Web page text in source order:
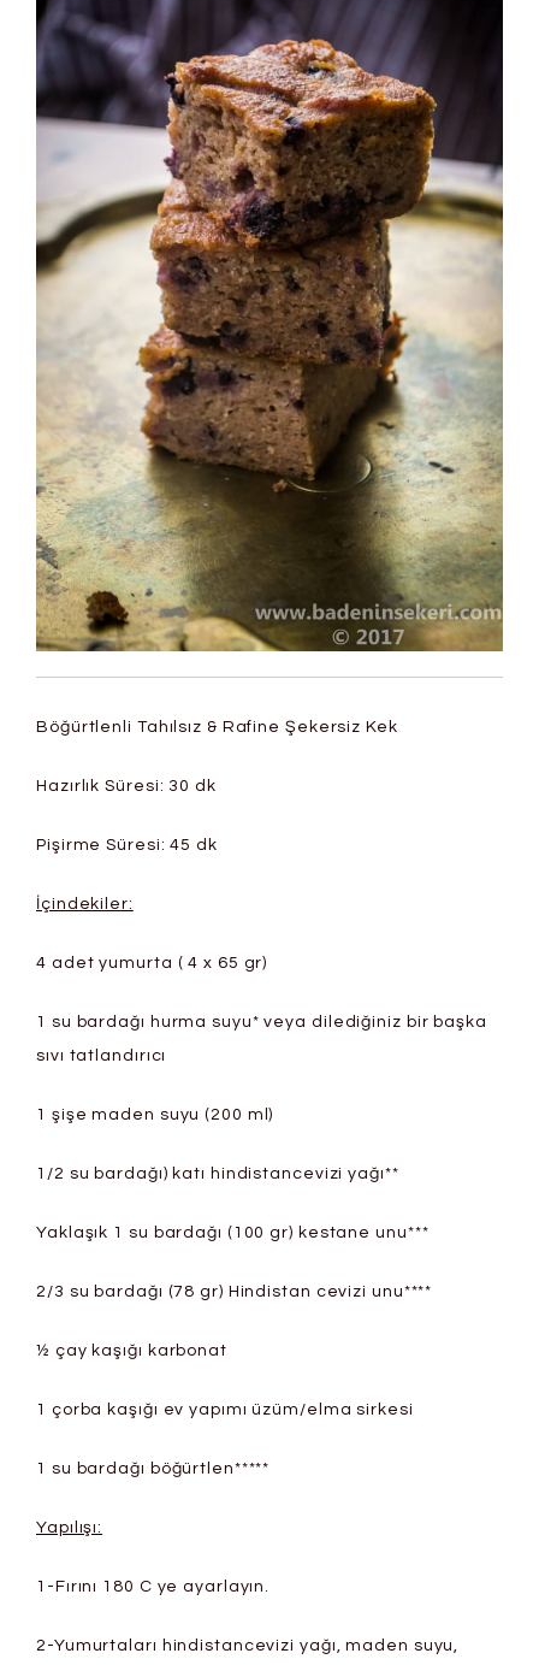
Böğürtlenli Tahılsız & Rafine Şekersiz Kek
Hazırlık Süresi: 30 dk
Pişirme Süresi: 45 dk
İçindekiler:
4 adet yumurta ( 4 x 65 gr)
1 su bardağı hurma suyu* veya dilediğiniz bir başka
sıvı tatlandırıcı
1 şişe maden suyu (200 ml)
1/2 su bardağı) katı hindistancevizi yağı**
Yaklaşık 1 su bardağı (100 gr) kestane unu***
2/3 su bardağı (78 gr) Hindistan cevizi unu****
½ çay kaşığı karbonat
1 çorba kaşığı ev yapımı üzüm/elma sirkesi
1 su bardağı böğürtlen*****
Yapılışı:
1-Fırını 180 C ye ayarlayın.
2-Yumurtaları hindistancevizi yağı, maden suyu,